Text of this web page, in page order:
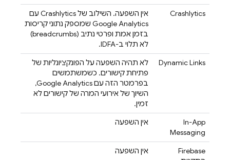
Crashlytics
אין השפעה. השילוב שלCrashlytics עם
Google Analytics שמספק נתוני קריסות
בזמן אמת ופרטי נתיב (breadcrumbs)
לא תלוי ב-IDFA.
Dynamic Links
לא תהיה השפעה על הפונקציונליות של
פתיחת קישורים. כשמשתמשים
בפרמטר הזה עםGoogle Analytics
,
השיוך של אירועי המרה של קישורים לא
זמין.
In-App
Messaging
אין השפעה
Firebase
אין השפעה